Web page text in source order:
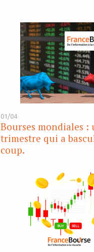
01/04
Bourses mondiales :
trimestre qui a
coup.